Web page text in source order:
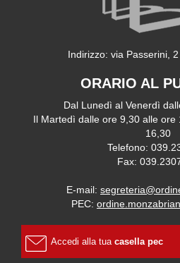
Indirizzo: via Passerini,
ORARIO AL
Dal Lunedì al Venerdì
Il Martedì dalle ore 9,30 alle ore
16,30
Telefono:
Fax:
E-mail:
PEC:
Accedi alla tua casella pec